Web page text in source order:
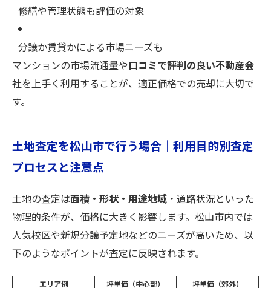
修繕や管理状態も評価の対象
分譲か賃貸かによる市場ニーズも
マンションの市場流通量や口コミで評判の良い不動産会
社を上手く利用することが、適正価格での売却に大切で
す。
土地査定を松山市で行う場合｜利用目的別査定
プロセスと注意点
土地の査定は面積・形状・用途地域 ・道路状況といった
物理的条件が、価格に大きく影響します。松山市内では
人気校区や新規分譲予定地などのニーズが高いため、以
下のようなポイントが査定に反映されます。
エリア例 坪単価（中心部）
坪単価（郊外）